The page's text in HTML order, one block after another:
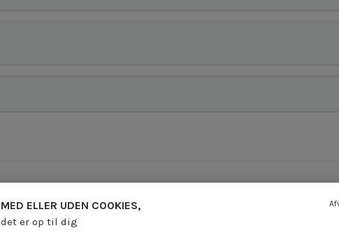
MED ELLER UDEN COOKIES,
det er op til dig